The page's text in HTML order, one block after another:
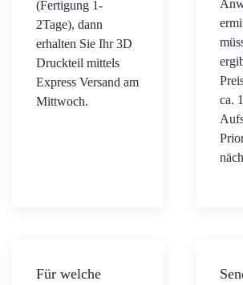
(Fertigung 1-
2Tage), dann
erhalten Sie Ihr 3D
Druckteil mittels
Express Versand am
Mittwoch.
ca.
Für welche